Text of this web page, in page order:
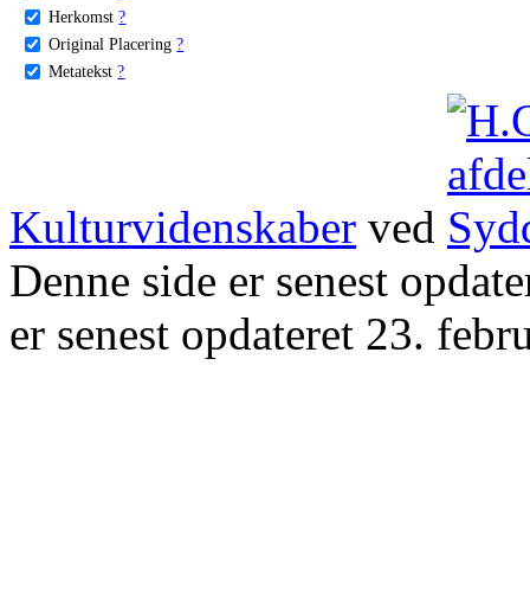
Herkomst ?
Original Placering ?
Metatekst ?
Kulturvidenskaber ved
Denne side er senest
er senest opdateret 23.